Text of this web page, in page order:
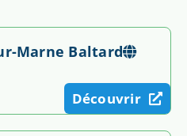
Marne Baltard
Découvrir